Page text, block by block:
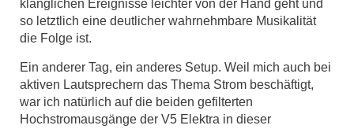
klanglichen Ereignisse leichter von der Hand geht und
so letztlich eine deutlicher wahrnehmbare Musikalität
die Folge ist.
Ein anderer Tag, ein anderes Setup. Weil mich auch bei
aktiven Lautsprechern das Thema Strom beschäftigt,
war ich natürlich auf die beiden gefilterten
Hochstromausgänge der V5 Elektra in dieser